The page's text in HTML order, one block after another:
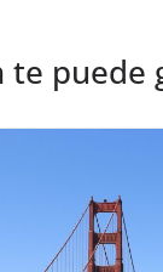
te puede